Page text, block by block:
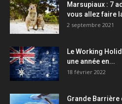
Marsupiaux : 7
vous allez faire
2 septembre 2021
Le Working
une année en...
18 février 2022
Grande Barrière